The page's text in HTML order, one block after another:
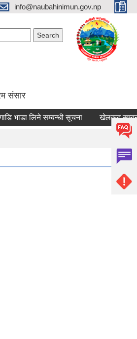
info@naubahinimun.gov.np
संसार
भाडा लिने सम्बन्धी सूचना खेलकुद सम्बन्धी